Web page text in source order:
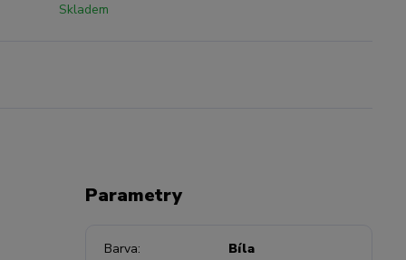
Skladem
Parametry
Barva Bíla